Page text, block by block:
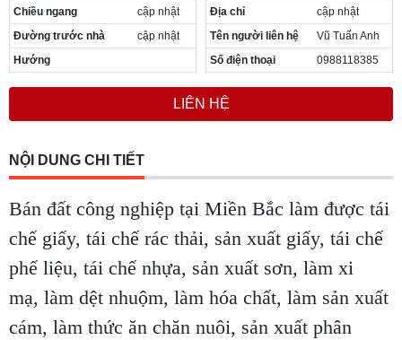
Cần thuê MBKD tại Phường Định Công
Cần thuê MBKD tại Phường Tương Mai
Cần thuê MBKD tại Phường Vĩnh Hưng
Cần thuê MBKD tại Phường Lĩnh Nam
Cần thuê MBKD tại Phường Hồng Hà
Cần thuê MBKD tại Phường Láng
Cần thuê MBKD tại Phường Kim Liên
Cần thuê MBKD tại Phường Bạch Mai
Chiều ngang
cập nhật
Đường trước nhà
cập nhật
Hướng
Địa chỉ
cập nhật
Tên người liên hệ
Vũ Tuấn Anh
Số điện thoại
0988118385
LIÊN HỆ
NỘI DUNG CHI TIẾT
Bán đất công nghiệp tại Miền Bắc làm được tái
chế giấy, tái chế rác thải, sản xuất giấy, tái chế
phế liệu, tái chế nhựa, sản xuất sơn, làm xi
mạ, làm dệt nhuộm, làm hóa chất, làm sản xuất
cám, làm thức ăn chăn nuôi, sản xuất phân